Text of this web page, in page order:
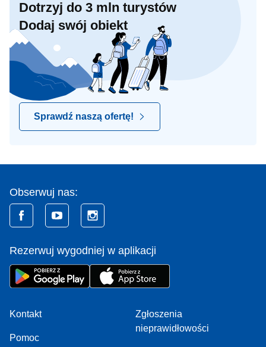
Dotrzyj do 3 mln turystów
Dodaj swój obiekt
Sprawdź naszą ofertę!
Obserwuj nas:
Rezerwuj wygodniej w aplikacji
Kontakt
Pomoc
Zgłoszenia
nieprawidłowości